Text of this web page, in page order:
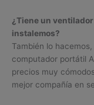
¿Tiene un
instalemos?
También lo
computador portátil
precios muy
mejor compañía en